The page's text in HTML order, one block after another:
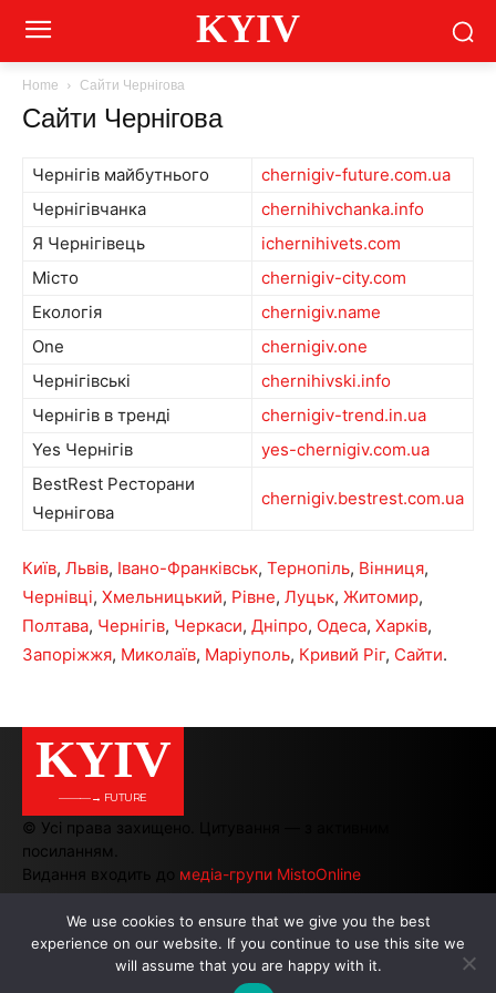
KYIV
Home Сайти Чернігова
Сайти Чернігова
Чернігів майбутнього
chernigiv-future.com.ua
Чернігівчанка
chernihivchanka.info
Я Чернігівець
ichernihivets.com
Місто
chernigiv-city.com
Екологія
chernigiv.name
One
chernigiv.one
Чернігівські
chernihivski.info
Чернігів в тренді
chernigiv-trend.in.ua
Yes Чернігів
yes-chernigiv.com.ua
BestRest Ресторани
Чернігова
chernigiv.bestrest.com.ua
Київ, Львів, Івано-Франківськ, Тернопіль, Вінниця,
Чернівці, Хмельницький, Рівне, Луцьк, Житомир,
Полтава, Чернігів, Черкаси, Дніпро, Одеса, Харків,
Запоріжжя, Миколаїв, Маріуполь, Кривий Ріг, Сайти.
KYIV
———→ FUTURE
© Усі права захищено. Цитування — з активним
посиланням.
Видання входить до медіа-групи MistoOnline
АВТОРИ | РЕКЛАМА НА САЙТІ
We use cookies to ensure that we give you the best
experience on our website. If you continue to use this site we
will assume that you are happy with it.